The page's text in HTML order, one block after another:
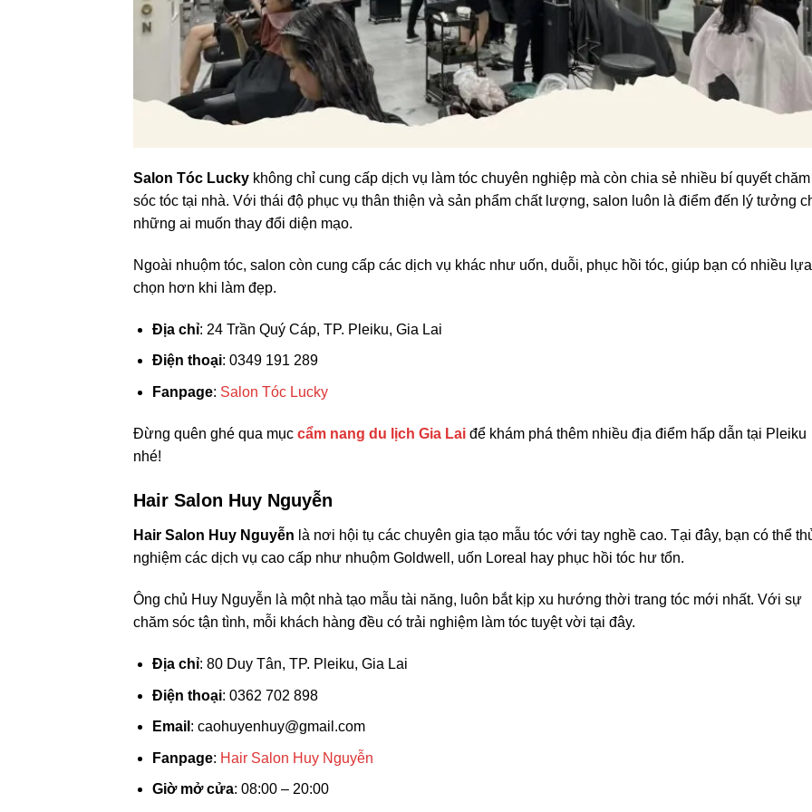
Salon Tóc Lucky không chỉ cung cấp dịch vụ làm tóc chuyên nghiệp mà còn chia sẻ nhiều bí quyết chăm
sóc tóc tại nhà. Với thái độ phục vụ thân thiện và sản phẩm chất lượng, salon luôn là điểm đến lý tưởng
những ai muốn thay đổi diện mạo.
Ngoài nhuộm tóc, salon còn cung cấp các dịch vụ khác như uốn, duỗi, phục hồi tóc, giúp bạn có nhiều lựa
chọn hơn khi làm đẹp.
Địa chỉ: 24 Trần Quý Cáp, TP. Pleiku, Gia Lai
Điện thoại: 0349 191 289
Fanpage: Salon Tóc Lucky
Đừng quên ghé qua mục cẩm nang du lịch Gia Lai để khám phá thêm nhiều địa điểm hấp dẫn tại Pleiku
nhé!
Hair Salon Huy Nguyễn
Hair Salon Huy Nguyễn là nơi hội tụ các chuyên gia tạo mẫu tóc với tay nghề cao. Tại đây, bạn có thể
nghiệm các dịch vụ cao cấp như nhuộm Goldwell, uốn Loreal hay phục hồi tóc hư tổn.
Ông chủ Huy Nguyễn là một nhà tạo mẫu tài năng, luôn bắt kịp xu hướng thời trang tóc mới nhất. Với sự
chăm sóc tận tình, mỗi khách hàng đều có trải nghiệm làm tóc tuyệt vời tại đây.
Địa chỉ: 80 Duy Tân, TP. Pleiku, Gia Lai
Điện thoại: 0362 702 898
Email : caohuyenhuy@gmail.com
Fanpage: Hair Salon Huy Nguyễn
Giờ mở cửa: 08:00 – 20:00